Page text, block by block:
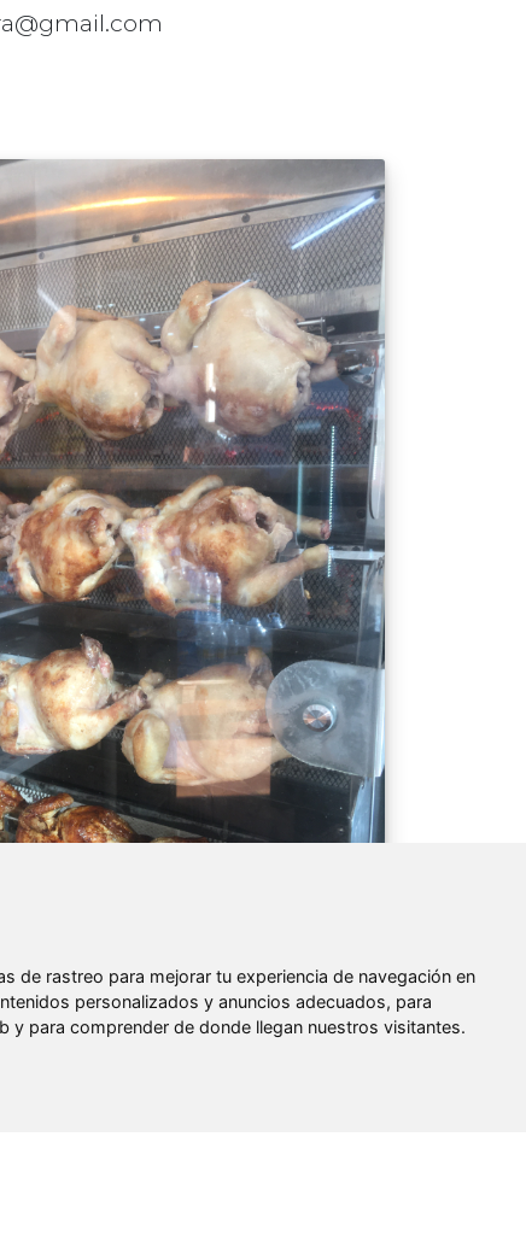
de rastreo para mejorar tu experiencia de navegación en
personalizados y anuncios adecuados, para
y para comprender de donde llegan nuestros visitantes.